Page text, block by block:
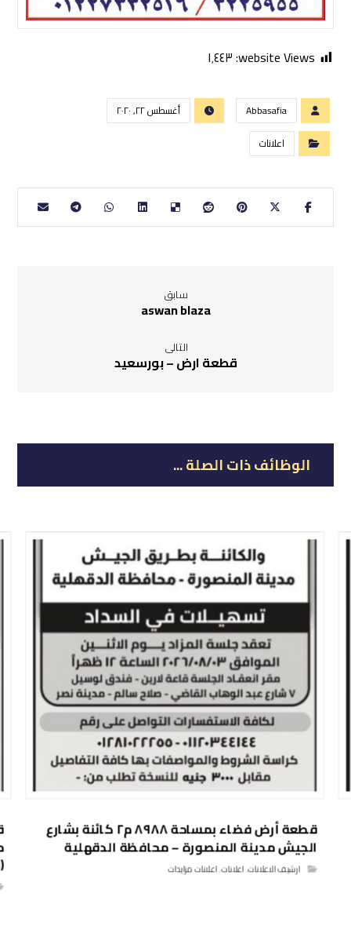
website Views: ١٬٤٤٣
Abbasafia
أغسطس ٢٢, ٢٠٢٠
اعلانات
سابق
aswan blaza
التالى
قطعة ارض – بورسعيد
الوظائف ذات الصلة ...
قطعة أرض فضاء بمساحة ٨٩٨٨ م٢ كائنة بشارع
الجيش مدينة المنصورة – محافظة الدقهلية
ارشيف الاعلانات,اعلانات,اعلانات مزايدات